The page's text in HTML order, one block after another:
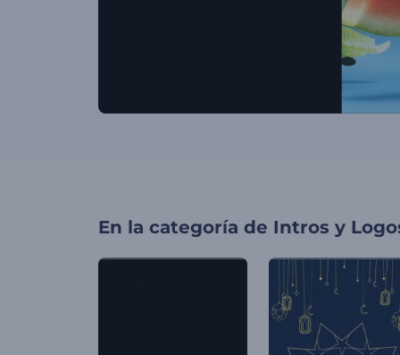
En la categoría de Intros y